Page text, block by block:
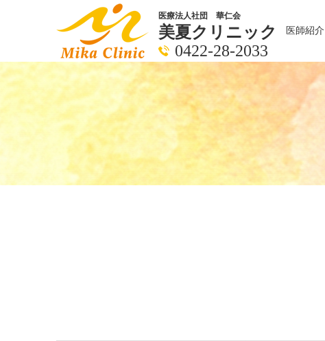
医療法人社団 華仁会
美夏クリニック
0422-28-2033
医師紹介